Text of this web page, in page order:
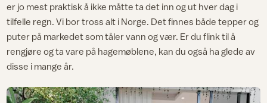
er jo mest praktisk å ikke måtte ta det inn og ut hver dag i
tilfelle regn. Vi bor tross alt i Norge. Det finnes både tepper og
puter på markedet som tåler vann og vær. Er du flink til å
rengjøre og ta vare på hagemøblene, kan du også ha glede av
disse i mange år.